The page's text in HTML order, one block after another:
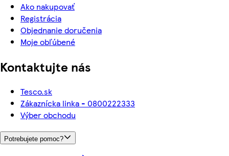
Ako nakupovať
Registrácia
Objednanie doručenia
Moje obľúbené
Kontaktujte nás
Tesco.sk
Zákaznícka linka - 0800222333
Výber obchodu
Potrebujete pomoc?